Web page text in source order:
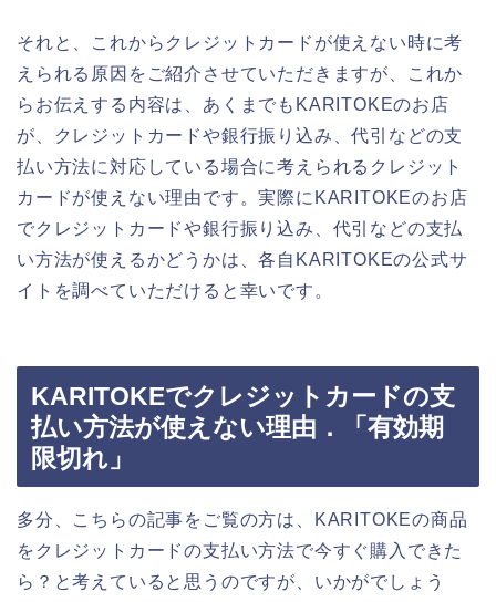
それと、これからクレジットカードが使えない時に考
えられる原因をご紹介させていただきますが、これか
らお伝えする内容は、あくまでもKARITOKEのお店
が、クレジットカードや銀行振り込み、代引などの支
払い方法に対応している場合に考えられるクレジット
カードが使えない理由です。実際にKARITOKEのお店
でクレジットカードや銀行振り込み、代引などの支払
い方法が使えるかどうかは、各自KARITOKEの公式サ
イトを調べていただけると幸いです。
KARITOKEでクレジットカードの支
払い方法が使えない理由．「有効期
限切れ」
多分、こちらの記事をご覧の方は、KARITOKEの商品
をクレジットカードの支払い方法で今すぐ購入できた
ら？と考えていると思うのですが、いかがでしょう